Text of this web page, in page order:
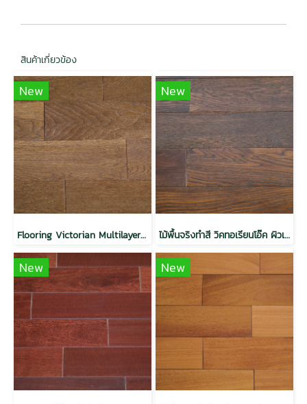
สินค้าเกี่ยวข้อง
New
Flooring Victorian Multilayer Top Veneer 3 mm. - Ribbed-Coffee
New
ไม้พื้นจริงทำสี วิคทอเรียนโอ๊ค ผิวเสี้ยนไม้ สีทัสคานี
New New